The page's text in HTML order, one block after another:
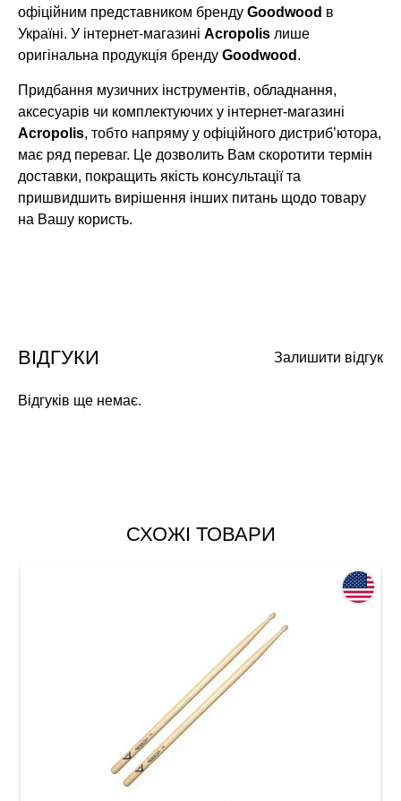
офіційним представником бренду Goodwood в
Україні. У інтернет-магазині Acropolis лише
оригінальна продукція бренду Goodwood .
Придбання музичних інструментів, обладнання,
аксесуарів чи комплектуючих у інтернет-магазині
Acropolis, тобто напряму у офіційного дистриб’ютора,
має ряд переваг. Це дозволить Вам скоротити термін
доставки, покращить якість консультації та
пришвидшить вирішення інших питань щодо товару
на Вашу користь.
Залишити відгук
ВІДГУКИ
Відгуків ще немає.
СХОЖІ ТОВАРИ